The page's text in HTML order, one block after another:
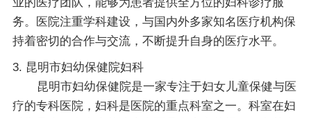
务。医院注重学科建设，与国内外多家知名医疗机构保
持着密切的合作与交流，不断提升自身的医疗水平。
3. 昆明市妇幼保健院妇科
昆明市妇幼保健院是一家专注于妇女儿童保健与医
疗的专科医院，妇科是医院的重点科室之一。科室在妇